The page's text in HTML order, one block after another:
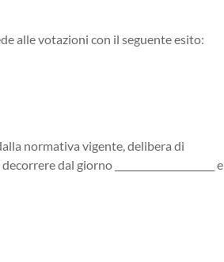
alle votazioni con il seguente esito:
normativa vigente, delibera di
dal giorno _____________________ e